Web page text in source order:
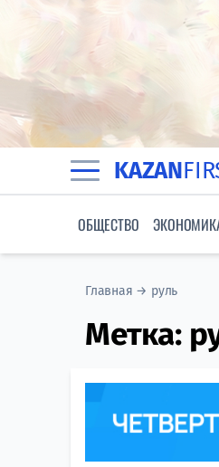
KAZAN
ОБЩЕСТВО
Главная → руль
Метка: